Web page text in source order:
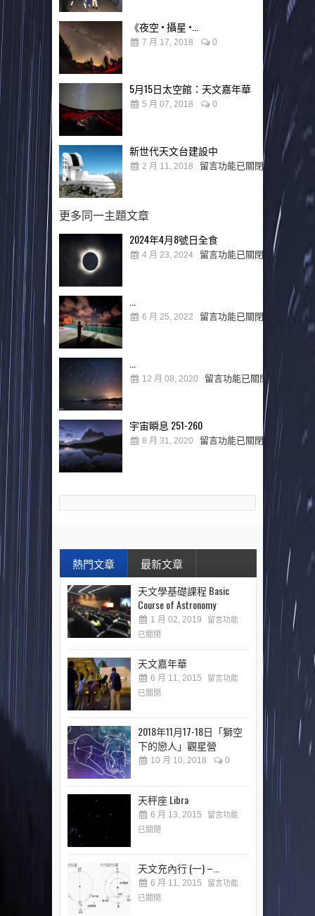
《夜空 • 攝星 •...
7 月 17, 2018 0
5月15日太空館：天文嘉年華
5 月 07, 2018 0
新世代天文台建設中
2 月 11, 2018 留言功能已關閉
更多同一主題文章
2024年4月8號日全食
4 月 23, 2024 留言功能已關閉
6 月 25, 2022 留言功能已關閉
12 月 08, 2020 留言功能已關閉
宇宙瞬息 251-260
8 月 31, 2020 留言功能已關閉
熱門文章 最新文章
天文學基礎課程 Basic
Course of Astronomy
1 月 02, 2019
留言功能
已關閉
天文嘉年華
6 月 11, 2015
留言功能
已關閉
2018年11月17-18日「獅空
下的戀人」觀星營
10 月 10, 2018 0
天秤座 Libra
6 月 13, 2015
留言功能
已關閉
天文充內行 (一) –...
6 月 11, 2015
留言功能
已關閉